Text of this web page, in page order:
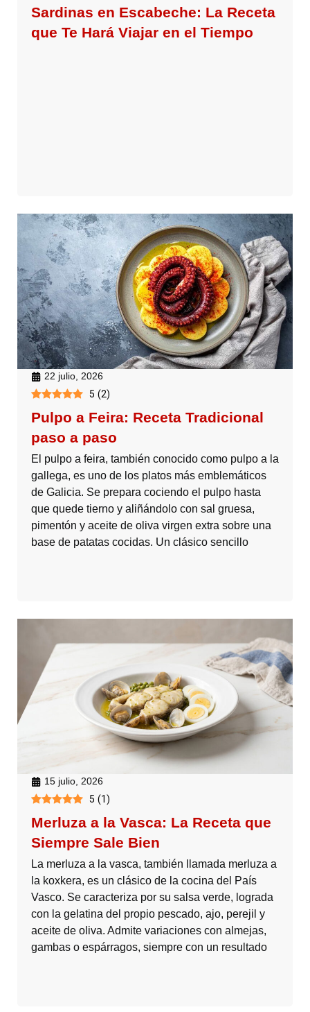
Sardinas en Escabeche: La Receta
que Te Hará Viajar en el Tiempo
22 julio, 2026
5 (2)
Pulpo a Feira: Receta Tradicional
paso a paso
El pulpo a feira, también conocido como pulpo a la
gallega, es uno de los platos más emblemáticos
de Galicia. Se prepara cociendo el pulpo hasta
que quede tierno y aliñándolo con sal gruesa,
pimentón y aceite de oliva virgen extra sobre una
base de patatas cocidas. Un clásico sencillo
15 julio, 2026
5 (1)
Merluza a la Vasca: La Receta que
Siempre Sale Bien
La merluza a la vasca, también llamada merluza a
la koxkera, es un clásico de la cocina del País
Vasco. Se caracteriza por su salsa verde, lograda
con la gelatina del propio pescado, ajo, perejil y
aceite de oliva. Admite variaciones con almejas,
gambas o espárragos, siempre con un resultado